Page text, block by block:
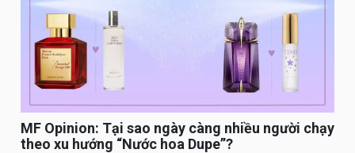
MF Opinion: Tại sao ngày càng nhiều người chạy
theo xu hướng “Nước hoa Dupe”?